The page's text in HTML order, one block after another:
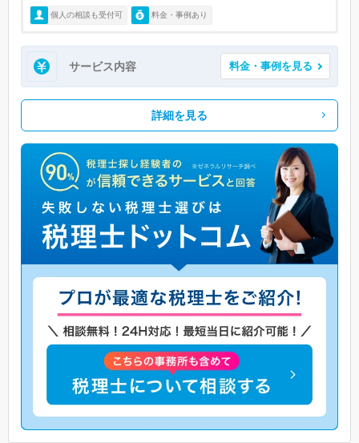
個人の相談も受付可 料金・事例あり
サービス内容 料金・事例を見る
詳細を見る